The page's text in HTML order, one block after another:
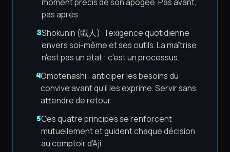
pas après.
3Shokunin (職人) : l'exigence quotidienne
envers soi-même et ses outils. La maîtrise
n'est pas un état : c'est un processus.
4Omotenashi : anticiper les besoins du
convive avant qu'il les exprime. Servir sans
attendre de retour.
5Ces quatre principes se renforcent
mutuellement et guident chaque décision
au comptoir d'Aji.